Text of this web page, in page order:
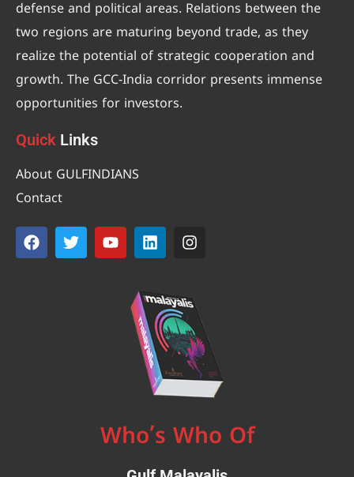
defense and political areas. Relations between the
two regions are maturing beyond trade, as they
realize the potential of strategic cooperation and
growth. The GCC-India corridor presents immense
opportunities for investors.
Quick Links
About GULFINDIANS
Contact
Who’s Who Of